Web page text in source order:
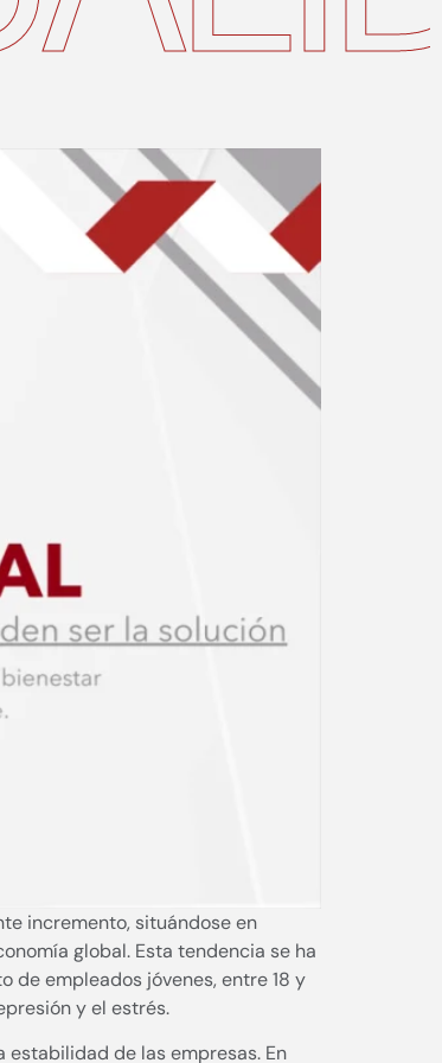
incremento, situándose en
global. Esta tendencia se ha
de empleados jóvenes, entre 18 y
y el estrés.
de las empresas. En